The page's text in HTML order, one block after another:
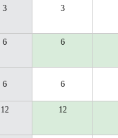
3 3
6 6
6 6
12 12